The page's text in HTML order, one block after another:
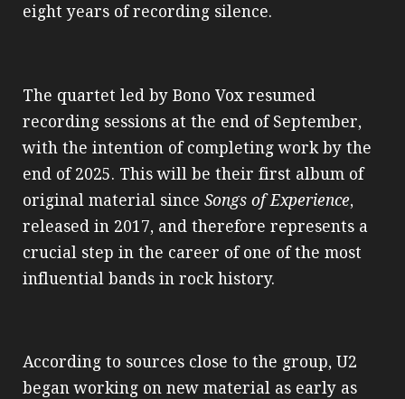
eight years of recording silence.
The quartet led by Bono Vox resumed
recording sessions at the end of September,
with the intention of completing work by the
end of 2025. This will be their first album of
original material since Songs of Experience,
released in 2017, and therefore represents a
crucial step in the career of one of the most
influential bands in rock history.
According to sources close to the group, U2
began working on new material as early as